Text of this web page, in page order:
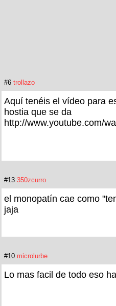
#6 trollazo
Aquí tenéis el vídeo para
hostia que se da
http://www.youtube.com/
#13 350zcurro
el monopatín cae como
jaja
#10 microlurbe
Lo mas facil de todo eso